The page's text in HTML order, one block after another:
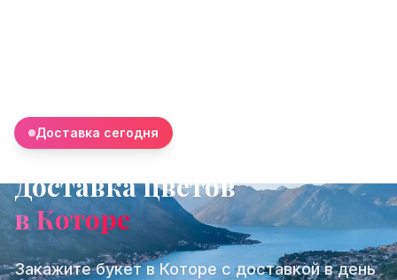
Доставка сегодня
Доставка цветов
в Которе
Закажите букет в Которе с доставкой в день